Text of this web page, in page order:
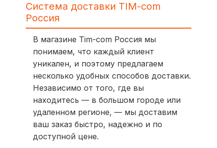
Система доставки TIM-com
Россия
В магазине Tim-com Россия мы
понимаем, что каждый клиент
уникален, и поэтому предлагаем
несколько удобных способов доставки.
Независимо от того, где вы
находитесь — в большом городе или
удаленном регионе, — мы доставим
ваш заказ быстро, надежно и по
доступной цене.